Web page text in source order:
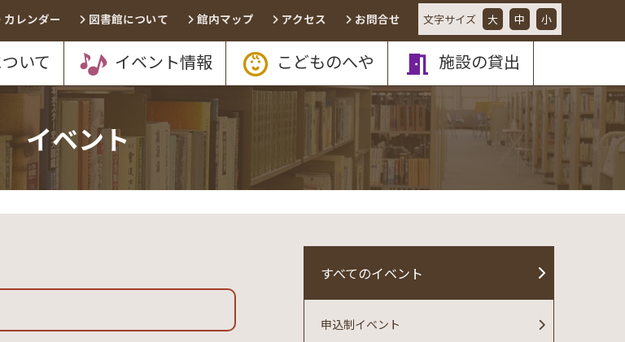
文字サイズ 大 中 小
カレンダー 図書館について 館内マップ アクセス お問合せ
いて イベント情報 こどものへや 施設の貸出
イベント
すべてのイベント
申込制イベント